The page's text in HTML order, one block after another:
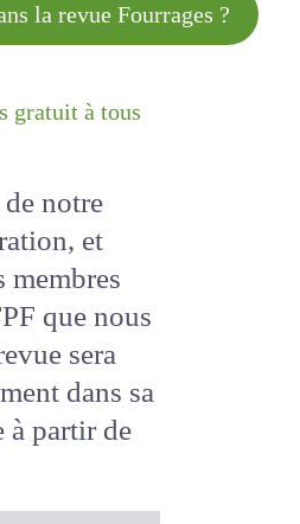
la revue
gratuit à
notre
et
membres
que nous
sera
dans